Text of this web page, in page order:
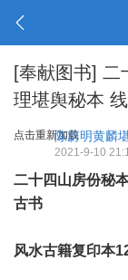
[奉献图书] 二
理堪舆秘本
点击重新加载陈蔚明黄麟
2021-9-10
二十四山房份秘
古书
风水古籍复印本